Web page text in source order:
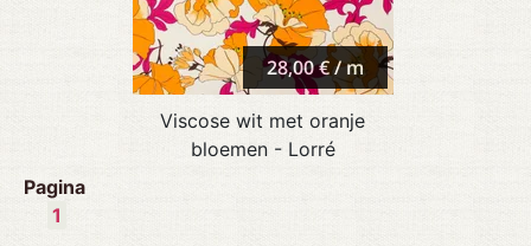
28,00 € / m
Viscose wit met oranje
bloemen - Lorré
Pagina
1